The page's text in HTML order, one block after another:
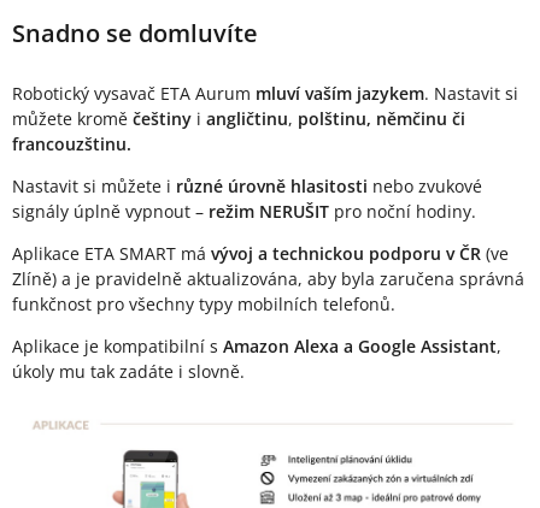
Snadno se domluvíte
Robotický vysavač ETA Aurum mluví vaším jazykem. Nastavit si
můžete kromě češtiny i angličtinu, polštinu, němčinu či
francouzštinu.
Nastavit si můžete i různé úrovně hlasitosti nebo zvukové
signály úplně vypnout – režim NERUŠIT pro noční hodiny.
Aplikace ETA SMART má vývoj a technickou podporu v ČR (ve
Zlíně) a je pravidelně aktualizována, aby byla zaručena správná
funkčnost pro všechny typy mobilních telefonů.
Aplikace je kompatibilní s Amazon Alexa a Google Assistant,
úkoly mu tak zadáte i slovně.